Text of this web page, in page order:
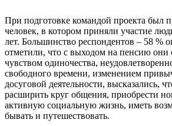
При подготовке командой проекта был
человек, в котором приняли участие
лет. Большинство респондентов – 58 %
отметили, что с выходом на пенсию они
чувством одиночества,
свободного времени, изменением
досуговой деятельности, высказались,
расширить круг общения, приобрести
активную социальную жизнь, иметь
бывать и путешествовать.